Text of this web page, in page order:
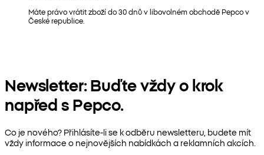
Máte právo vrátit zboží do 30 dnů v libovolném obchodě Pepco v
České republice.
Newsletter: Buďte vždy o krok
napřed s Pepco.
Co je nového? Přihlásíte-li se k odběru newsletteru, budete mít
vždy informace o nejnovějších nabídkách a reklamních akcích.